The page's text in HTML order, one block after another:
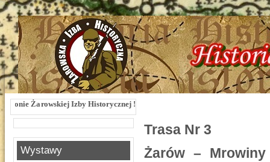
Izby Historycznej !!! Żarowska Izba Historyczna, ul. Dworcowa 3 !!! e-
Wystawy
Trasa Nr 3
Żarów –